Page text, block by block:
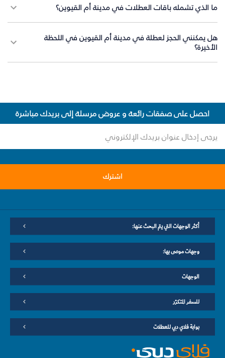
ما الذي تشمله باقات العطلات في مدينة أم القيوين؟
هل يمكنني الحجز لعطلة في مدينة أم القيوين في اللحظة
الأخيرة؟
احصل على صفقات رائعة و عروض مرسلة إلى بريدك مباشرة
اشترك
أكثر الوجهات التي يتم البحث عنها:
وجهات موصى بها:
الوجهات
للسفر المتكرّر
بوابة فلاي دبي للعطلات